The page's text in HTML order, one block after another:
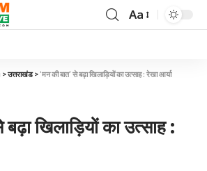
Aa
>उत्तराखंड> ‘मन की बात’ से बढ़ा खिलाड़ियों का उत्साह : रेखा आर्या
बढ़ा खिलाड़ियों का उत्साह :